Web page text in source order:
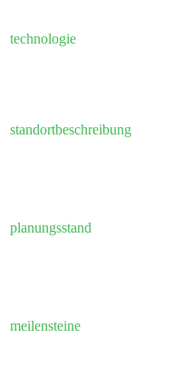
technologie
standortbeschreibung
planungsstand
meilensteine